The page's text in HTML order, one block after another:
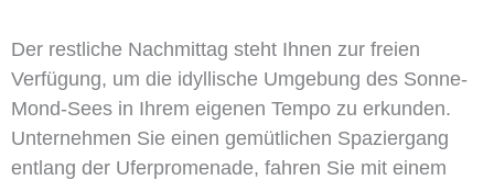
Der restliche Nachmittag steht Ihnen zur freien
Verfügung, um die idyllische Umgebung des Sonne-
Mond-Sees in Ihrem eigenen Tempo zu erkunden.
Unternehmen Sie einen gemütlichen Spaziergang
entlang der Uferpromenade, fahren Sie mit einem